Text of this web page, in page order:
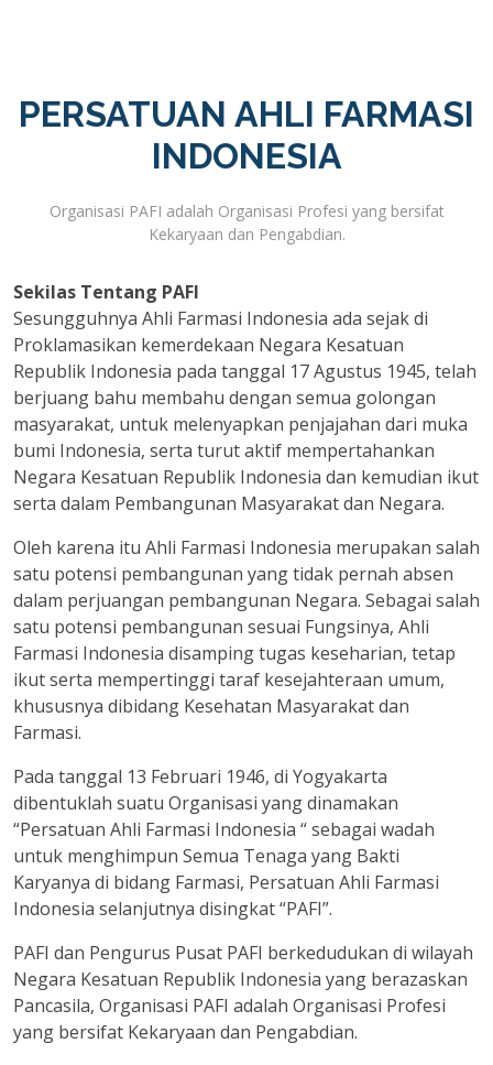
PERSATUAN AHLI FARMASI
INDONESIA
Organisasi PAFI adalah Organisasi Profesi yang bersifat
Kekaryaan dan Pengabdian.
Sekilas Tentang PAFI
Sesungguhnya Ahli Farmasi Indonesia ada sejak di
Proklamasikan kemerdekaan Negara Kesatuan
Republik Indonesia pada tanggal 17 Agustus 1945, telah
berjuang bahu membahu dengan semua golongan
masyarakat, untuk melenyapkan penjajahan dari muka
bumi Indonesia, serta turut aktif mempertahankan
Negara Kesatuan Republik Indonesia dan kemudian ikut
serta dalam Pembangunan Masyarakat dan Negara.
Oleh karena itu Ahli Farmasi Indonesia merupakan salah
satu potensi pembangunan yang tidak pernah absen
dalam perjuangan pembangunan Negara. Sebagai salah
satu potensi pembangunan sesuai Fungsinya, Ahli
Farmasi Indonesia disamping tugas keseharian, tetap
ikut serta mempertinggi taraf kesejahteraan umum,
khususnya dibidang Kesehatan Masyarakat dan
Farmasi.
Pada tanggal 13 Februari 1946, di Yogyakarta
dibentuklah suatu Organisasi yang dinamakan
“Persatuan Ahli Farmasi Indonesia “ sebagai wadah
untuk menghimpun Semua Tenaga yang Bakti
Karyanya di bidang Farmasi, Persatuan Ahli Farmasi
Indonesia selanjutnya disingkat “PAFI”.
PAFI dan Pengurus Pusat PAFI berkedudukan di wilayah
Negara Kesatuan Republik Indonesia yang berazaskan
Pancasila, Organisasi PAFI adalah Organisasi Profesi
yang bersifat Kekaryaan dan Pengabdian.